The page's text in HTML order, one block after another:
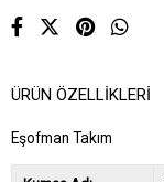
ÜRÜN ÖZELLIKLERI
Eşofman Takım